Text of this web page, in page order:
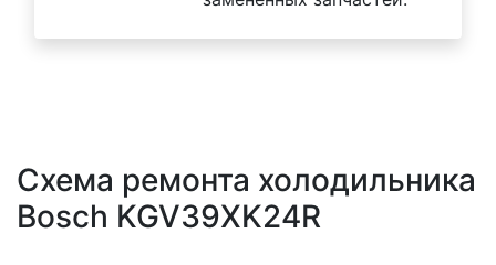
Схема ремонта холодильника
Bosch KGV39XK24R